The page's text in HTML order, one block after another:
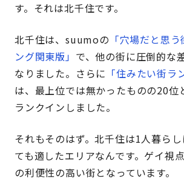
す。それは北千住です。
北千住は、suumoの 「穴場だと思
ング関東版」 で、他の街に圧倒的な
なりました。さらに 「住みたい街ラ
は、最上位では無かったものの20位
ランクインしました。
それもそのはず。北千住は1人暮ら
ても適したエリアなんです。ゲイ視
の利便性の高い街となっています。